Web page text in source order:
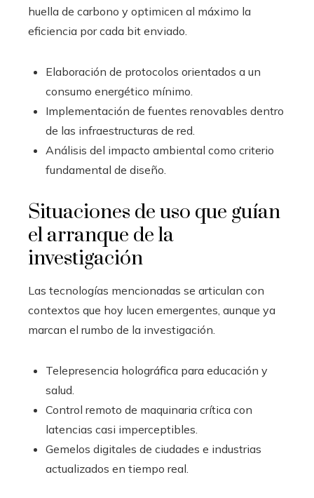
huella de carbono y optimicen al máximo la
eficiencia por cada bit enviado.
Elaboración de protocolos orientados a un
consumo energético mínimo.
Implementación de fuentes renovables dentro
de las infraestructuras de red.
Análisis del impacto ambiental como criterio
fundamental de diseño.
Situaciones de uso que guían
el arranque de la
investigación
Las tecnologías mencionadas se articulan con
contextos que hoy lucen emergentes, aunque ya
marcan el rumbo de la investigación.
Telepresencia holográfica para educación y
salud.
Control remoto de maquinaria crítica con
latencias casi imperceptibles.
Gemelos digitales de ciudades e industrias
actualizados en tiempo real.